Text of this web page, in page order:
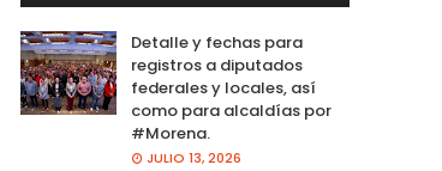
Detalle y fechas para
registros a diputados
federales y locales, así
como para alcaldías por
#Morena.
JULIO 13, 2026